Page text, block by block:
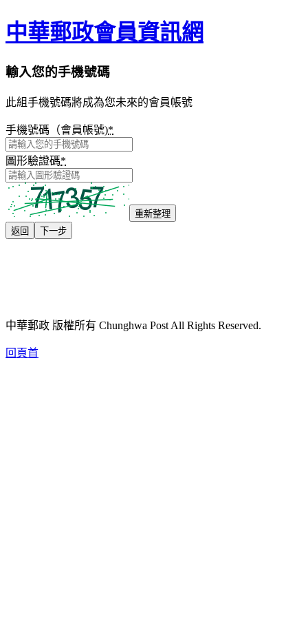
中華郵政會員資訊網
輸入您的手機號碼
此組手機號碼將成為您未來的會員帳號
手機號碼（會員帳號)*
圖形驗證碼*
重新整理
返回
下一步
中華郵政 版權所有 Chunghwa Post All Rights Reserved.
回頁首